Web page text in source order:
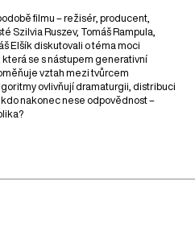
filmu – režisér, producent,
Szilvia Ruszev, Tomáš Rampula,
Elšík diskutovali o téma moci
se s nástupem generativní
vztah mezi tvůrcem
ovlivňují dramaturgii, distribuci
nakonec nese odpovědnost –